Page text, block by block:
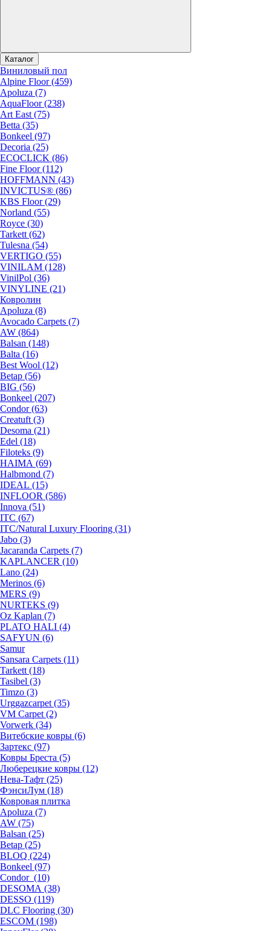
Каталог
Виниловый пол
Alpine Floor (459)
Apoluza (7)
AquaFloor (238)
Art East (75)
Betta (35)
Bonkeel (97)
Decoria (25)
ECOCLICK (86)
Fine Floor (112)
HOFFMANN (43)
INVICTUS® (86)
KBS Floor (29)
Norland (55)
Royce (30)
Tarkett (62)
Tulesna (54)
VERTIGO (55)
VINILAM (128)
VinilPol (36)
VINYLINE (21)
Ковролин
Apoluza (8)
Avocado Carpets (7)
AW (864)
Balsan (148)
Balta (16)
Best Wool (12)
Betap (56)
BIG (56)
Bonkeel (207)
Condor (63)
Creatuft (3)
Desoma (21)
Edel (18)
Filoteks (9)
HAIMA (69)
Halbmond (7)
IDEAL (15)
INFLOOR (586)
Innova (51)
ITC (67)
ITC/Natural Luxury Flooring (31)
Jabo (3)
Jacaranda Carpets (7)
KAPLANCER (10)
Lano (24)
Merinos (6)
MERS (9)
NURTEKS (9)
Oz Kaplan (7)
PLATO HALI (4)
SAFYUN (6)
Samur
Sansara Carpets (11)
Tarkett (18)
Tasibel (3)
Timzo (3)
Urggazcarpet (35)
VM Carpet (2)
Vorwerk (34)
Витебские ковры (6)
Зартекс (97)
Ковры Бреста (5)
Люберецкие ковры (12)
Нева-Тафт (25)
ФэнсиЛум (18)
Ковровая плитка
Apoluza (7)
AW (75)
Balsan (25)
Betap (25)
BLOQ (224)
Bonkeel (97)
Condor (10)
DESOMA (38)
DESSO (119)
DLC Flooring (30)
ESCOM (198)